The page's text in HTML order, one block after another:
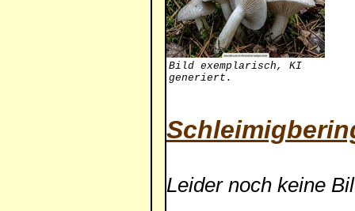
Bild exemplarisch, KI
generiert.
Leider noch keine